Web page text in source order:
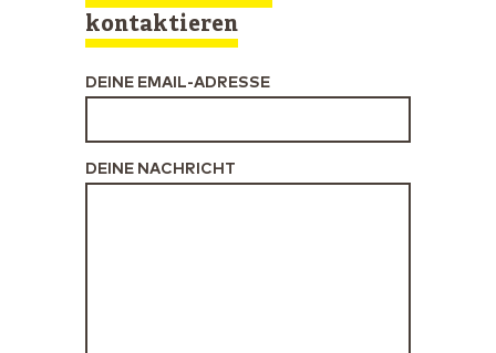
kontaktieren
DEINE EMAIL-ADRESSE
DEINE NACHRICHT